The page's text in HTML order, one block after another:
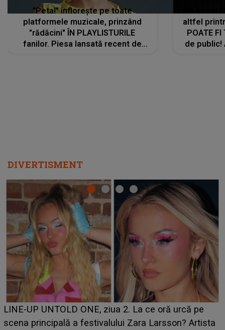
"Petal" înflorește pe toate
platformele muzicale, prinzând
"rădăcini" ÎN PLAYLISTURILE
fanilor. Piesa lansată recent de
altfel
POATE FI
de public!
DIVERTISMENT
Ce a dezvăluit noua concurentă din "Casa Iubirii" l-a
luat prin surprindere pe Emanuel. CINE ESTE